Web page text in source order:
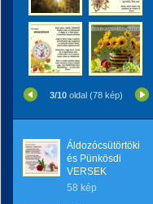
3/10 oldal (78 kép)
Áldozócsütörtöki
és Pünkösdi
VERSEK
58 kép